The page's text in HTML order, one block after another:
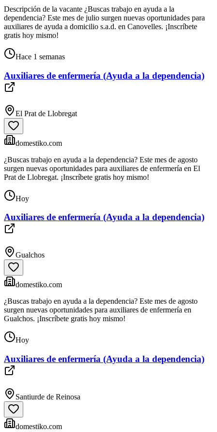
Descripción de la vacante ¿Buscas trabajo en ayuda a la
dependencia? Este mes de julio surgen nuevas oportunidades para
auxiliares de ayuda a domicilio s.a.d. en Canovelles. ¡Inscríbete
gratis hoy mismo!
Hace 1 semanas
Auxiliares de enfermería (Ayuda a la dependencia)
El Prat de Llobregat
domestiko.com
¿Buscas trabajo en ayuda a la dependencia? Este mes de agosto
surgen nuevas oportunidades para auxiliares de enfermería en El
Prat de Llobregat. ¡Inscríbete gratis hoy mismo!
Hoy
Auxiliares de enfermería (Ayuda a la dependencia)
Gualchos
domestiko.com
¿Buscas trabajo en ayuda a la dependencia? Este mes de agosto
surgen nuevas oportunidades para auxiliares de enfermería en
Gualchos. ¡Inscríbete gratis hoy mismo!
Hoy
Auxiliares de enfermería (Ayuda a la dependencia)
Santiurde de Reinosa
domestiko.com